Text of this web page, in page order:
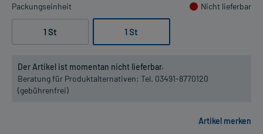
Packungseinheit Nicht lieferbar
1 St 1 St
Der Artikel ist momentan nicht lieferbar.
Beratung für Produktalternativen: Tel. 03491-8770120
(gebührenfrei)